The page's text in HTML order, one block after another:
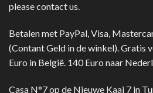
please contact us.
Betalen met PayPal, Visa,
(Contant Geld in de winkel). Gratis
Euro in België. 140 Euro naar
Casa N°7 op de Nieuwe Kaai 7 in